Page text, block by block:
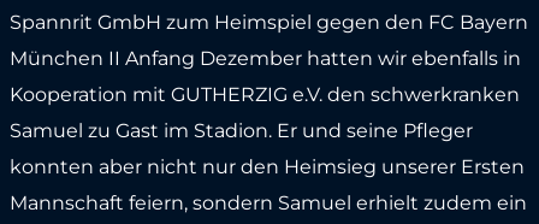
Spannrit GmbH zum Heimspiel gegen den FC Bayern
München II Anfang Dezember hatten wir ebenfalls in
Kooperation mit GUTHERZIG e.V. den schwerkranken
Samuel zu Gast im Stadion. Er und seine Pfleger
konnten aber nicht nur den Heimsieg unserer Ersten
Mannschaft feiern, sondern Samuel erhielt zudem ein